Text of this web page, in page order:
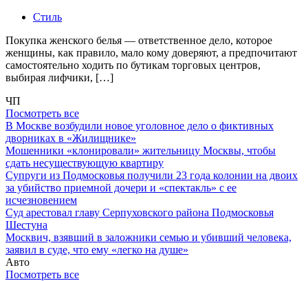
Стиль
Покупка женского белья — ответственное дело, которое
женщины, как правило, мало кому доверяют, а предпочитают
самостоятельно ходить по бутикам торговых центров,
выбирая лифчики, […]
ЧП
Посмотреть все
В Москве возбудили новое уголовное дело о фиктивных
дворниках в «Жилищнике»
Мошенники «клонировали» жительницу Москвы, чтобы
сдать несуществующую квартиру
Супруги из Подмосковья получили 23 года колонии на двоих
за убийство приемной дочери и «спектакль» с ее
исчезновением
Суд арестовал главу Серпуховского района Подмосковья
Шестуна
Москвич, взявший в заложники семью и убивший человека,
заявил в суде, что ему «легко на душе»
Авто
Посмотреть все